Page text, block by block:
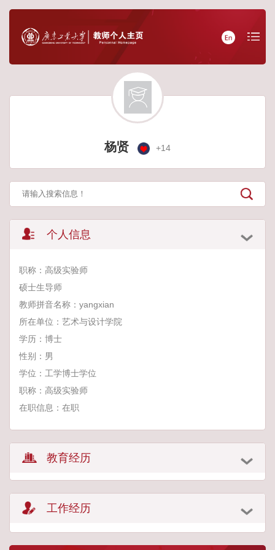
杨贤 +14
个人信息
职称：高级实验师
硕士生导师
教师拼音名称：yangxian
所在单位：艺术与设计学院
学历：博士
性别：男
学位：工学博士学位
职称：高级实验师
在职信息：在职
教育经历
工作经历